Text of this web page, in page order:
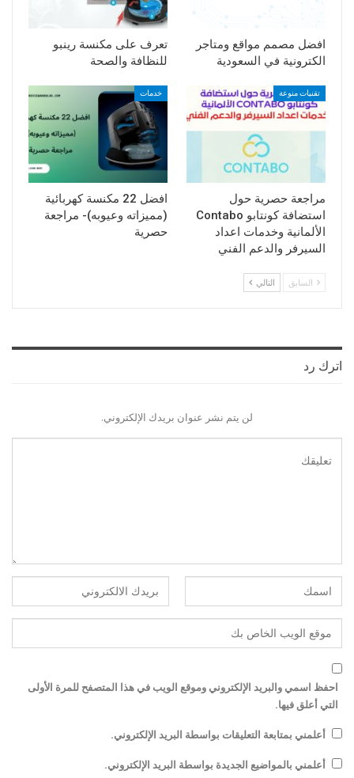
افضل مصمم مواقع ومتاجر
الكترونية في السعودية
تعرف على مكنسة رينبو
للنظافة والصحة
تقنيات منوعة
مراجعة حصرية حول
استضافة كونتابو Contabo
الألمانية وخدمات اعداد
السيرفر والدعم الفني
خدمات
افضل 22 مكنسة كهربائية
(مميزاته وعيوبه)- مراجعة
حصرية
السابق التالي
اترك رد
لن يتم نشر عنوان بريدك الإلكتروني.
احفظ اسمي والبريد الإلكتروني وموقع الويب في هذا المتصفح للمرة الأولى
التي أعلق فيها.
أعلمني بمتابعة التعليقات بواسطة البريد الإلكتروني.
أعلمني بالمواضيع الجديدة بواسطة البريد الإلكتروني.